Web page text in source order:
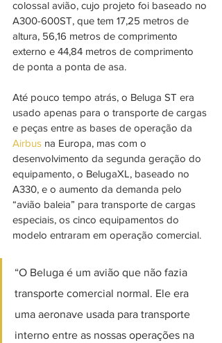
colossal avião, cujo projeto foi baseado no
A300-600ST, que tem 17,25 metros de
altura, 56,16 metros de comprimento
externo e 44,84 metros de comprimento
de ponta a ponta de asa.
Até pouco tempo atrás, o Beluga ST era
usado apenas para o transporte de cargas
e peças entre as bases de operação da
Airbus na Europa, mas com o
desenvolvimento da segunda geração do
equipamento, o BelugaXL, baseado no
A330, e o aumento da demanda pelo
“avião baleia” para transporte de cargas
especiais, os cinco equipamentos do
modelo entraram em operação comercial.
“O Beluga é um avião que não fazia
transporte comercial normal. Ele era
uma aeronave usada para transporte
interno entre as nossas operações na